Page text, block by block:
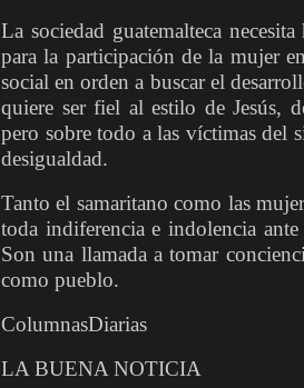
La sociedad guatemalteca
para la participación de la mujer
social en orden a buscar el
quiere ser fiel al estilo de Jesús,
pero sobre todo a las víctimas del
desigualdad.
Tanto el samaritano como las
toda indiferencia e indolencia
Son una llamada a tomar
como pueblo.
ColumnasDiarias
LA BUENA NOTICIA